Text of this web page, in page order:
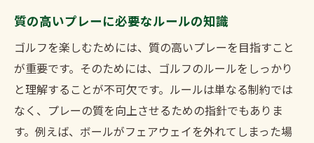
質の高いプレーに必要なルールの知識
ゴルフを楽しむためには、質の高いプレーを目指すこと
が重要です。そのためには、ゴルフのルールをしっかり
と理解することが不可欠です。ルールは単なる制約では
なく、プレーの質を向上させるための指針でもありま
す。例えば、ボールがフェアウェイを外れてしまった場